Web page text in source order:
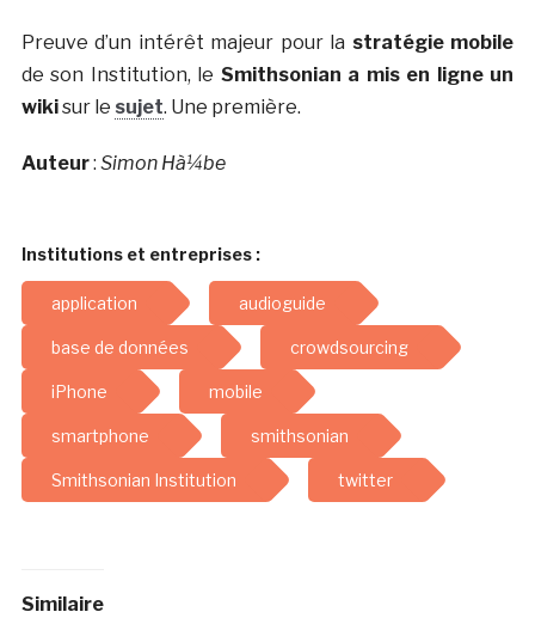
Preuve d’un intérêt majeur pour la stratégie mobile
de son Institution, le Smithsonian a mis en ligne un
wikisur le sujet. Une première.
Auteur: Simon Hà¼be
Institutions et entreprises :
application audioguide
base de données crowdsourcing
iPhone mobile
smartphone smithsonian
Smithsonian Institution twitter
Similaire